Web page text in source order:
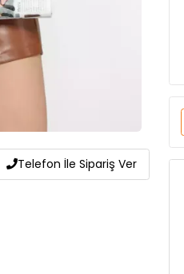
Telefon İle Sipariş Ver